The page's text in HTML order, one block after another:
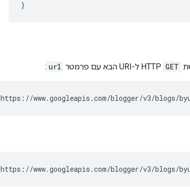
GET
url
:
https://www.googleapis.com/blogger/v3/blogs/
https://www.googleapis.com/blogger/v3/blogs/